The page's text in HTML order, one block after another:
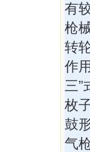
有
枪
转
作
三
枚
鼓
气